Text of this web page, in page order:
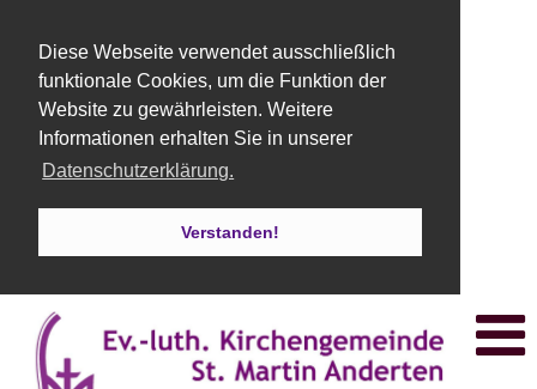
Diese Webseite verwendet ausschließlich
funktionale Cookies, um die Funktion der
Website zu gewährleisten. Weitere
Informationen erhalten Sie in unserer
Datenschutzerklärung.
Verstanden!